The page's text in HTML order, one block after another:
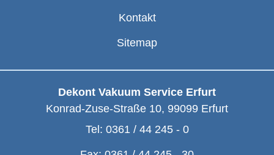
Kontakt
Sitemap
Dekont Vakuum Service Erfurt
Konrad-Zuse-Straße 10, 99099 Erfurt
Tel: 0361 / 44 245 - 0